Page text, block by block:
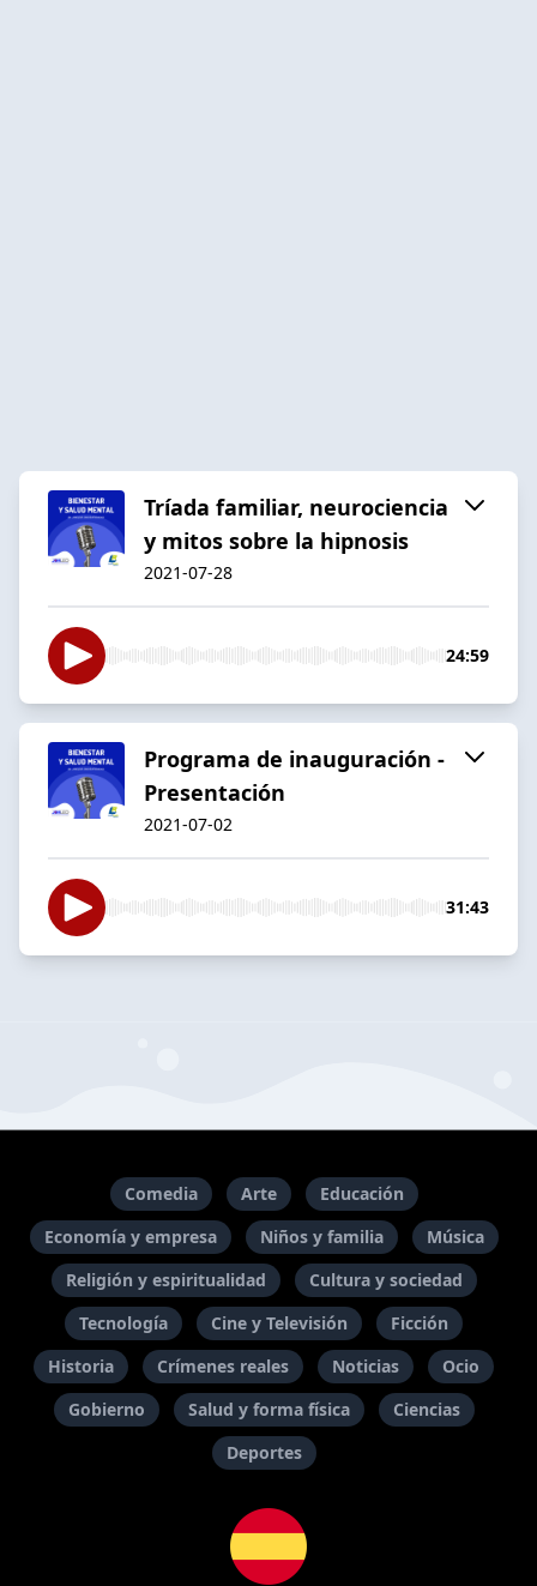
Tríada familiar, neurociencia
y mitos sobre la hipnosis
2021-07-28
24:59
Programa de inauguración -
Presentación
2021-07-02
31:43
Comedia Arte
Educación
Economía y empresa
Niños y familia
Música
Religión y espiritualidad
Cultura y sociedad
Tecnología
Cine y Televisión
Ficción
Historia
Crímenes reales Noticias
Ocio
Gobierno
Salud y forma física
Ciencias
Deportes